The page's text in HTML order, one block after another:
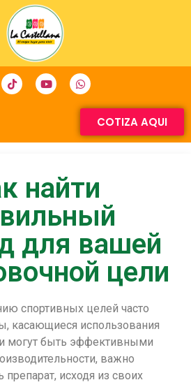
COTIZA AQUI
найти
для вашей
цели
спортивных целей часто
касающиеся использования
могут быть эффективными
важно
исходя из своих